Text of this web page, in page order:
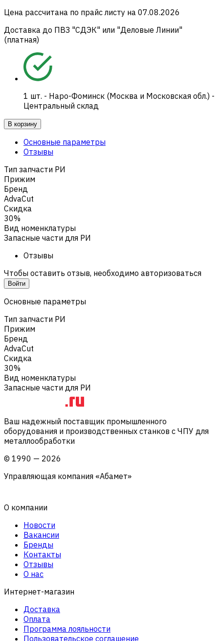
Цена рассчитана по прайс листу на 07.08.2026
Доставка до ПВЗ "СДЭК" или "Деловые Линии"
(платная)
1 шт. - Наро-Фоминск (Москва и Московская обл.) -
Центральный склад
В корзину
Основные параметры
Отзывы
Тип запчасти РИ
Прижим
Бренд
AdvaCut
Скидка
30%
Вид номенклатуры
Запасные части для РИ
Отзывы
Чтобы оставить отзыв, необходимо авторизоваться
Войти
Основные параметры
Тип запчасти РИ
Прижим
Бренд
AdvaCut
Скидка
30%
Вид номенклатуры
Запасные части для РИ
Ваш надежный поставщик промышленного
оборудования и производственных станков с ЧПУ для
металлообработки
© 1990 — 2026
Управляющая компания «Абамет»
О компании
Новости
Вакансии
Бренды
Контакты
Отзывы
О нас
Интернет-магазин
Доставка
Оплата
Программа лояльности
Пользовательское соглашение